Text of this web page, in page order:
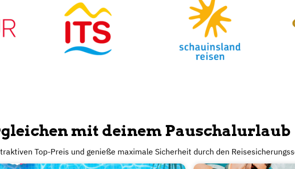
Du buchst direkt Online bei dem ausgewähltem
Reiseveranstalter und erhälst sofort eine
Deine Zahlungen gehen auch direkt
den Reiseveranstalter, so daß dein Geld sicher ist.
Für deine perfekt